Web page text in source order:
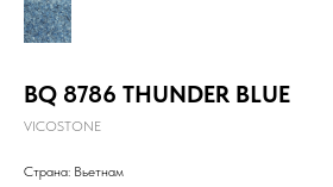
BQ 8786 THUNDER BLUE
VICOSTONE
Страна: Вьетнам